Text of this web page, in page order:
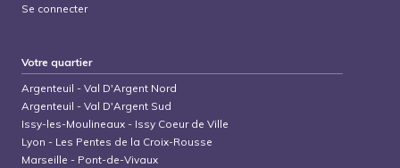
Se connecter
Votre quartier
Argenteuil -Val D'Argent Nord
Argenteuil -Val D'Argent Sud
Issy-les-Moulineaux - Issy Coeur de Ville
Lyon - Les Pentes de la Croix-Rousse
Marseille - Pont-de-Vivaux